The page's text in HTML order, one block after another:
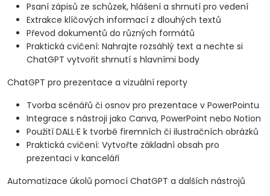
Psaní zápisů ze schůzek, hlášení a shrnutí pro vedení
Extrakce klíčových informací z dlouhých textů
Převod dokumentů do různých formátů
Praktická cvičení: Nahrajte rozsáhlý text a nechte si
ChatGPT vytvořit shrnutí s hlavními body
ChatGPT pro prezentace a vizuální reporty
Tvorba scénářů či osnov pro prezentace v PowerPointu
Integrace s nástroji jako Canva, PowerPoint nebo Notion
Použití DALL·E k tvorbě firemních či ilustračních obrázků
Praktická cvičení: Vytvořte základní obsah pro
prezentaci v kanceláři
Automatizace úkolů pomocí ChatGPT a dalších nástrojů